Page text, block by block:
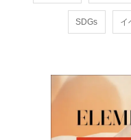
SDGs イ